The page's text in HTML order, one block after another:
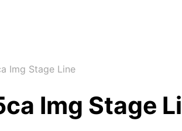
Img Stage Line
Img Stage